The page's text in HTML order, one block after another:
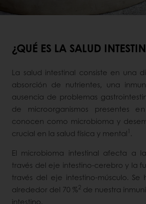
¿QUÉ ES LA SALUD
La salud intestinal consiste en una
absorción de nutrientes, una
ausencia de problemas
de microorganismos presentes
conocen como microbioma y
crucial en la salud física y mental1.
El microbioma intestinal afecta a
través del eje intestino-cerebro y la
través del eje intestino-músculo.
alrededor del 70 %2 de nuestra
intestino.